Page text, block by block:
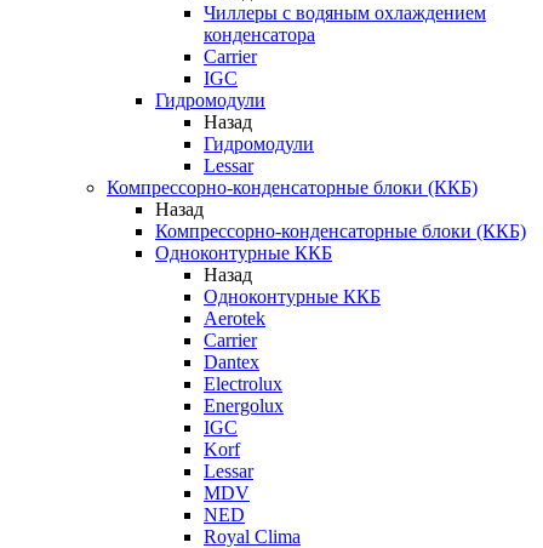
Чиллеры с водяным охлаждением
конденсатора
Carrier
IGC
Гидромодули
Назад
Гидромодули
Lessar
Компрессорно-конденсаторные блоки (ККБ)
Назад
Компрессорно-конденсаторные блоки (ККБ)
Одноконтурные ККБ
Назад
Одноконтурные ККБ
Aerotek
Carrier
Dantex
Electrolux
Energolux
IGC
Korf
Lessar
MDV
NED
Royal Clima